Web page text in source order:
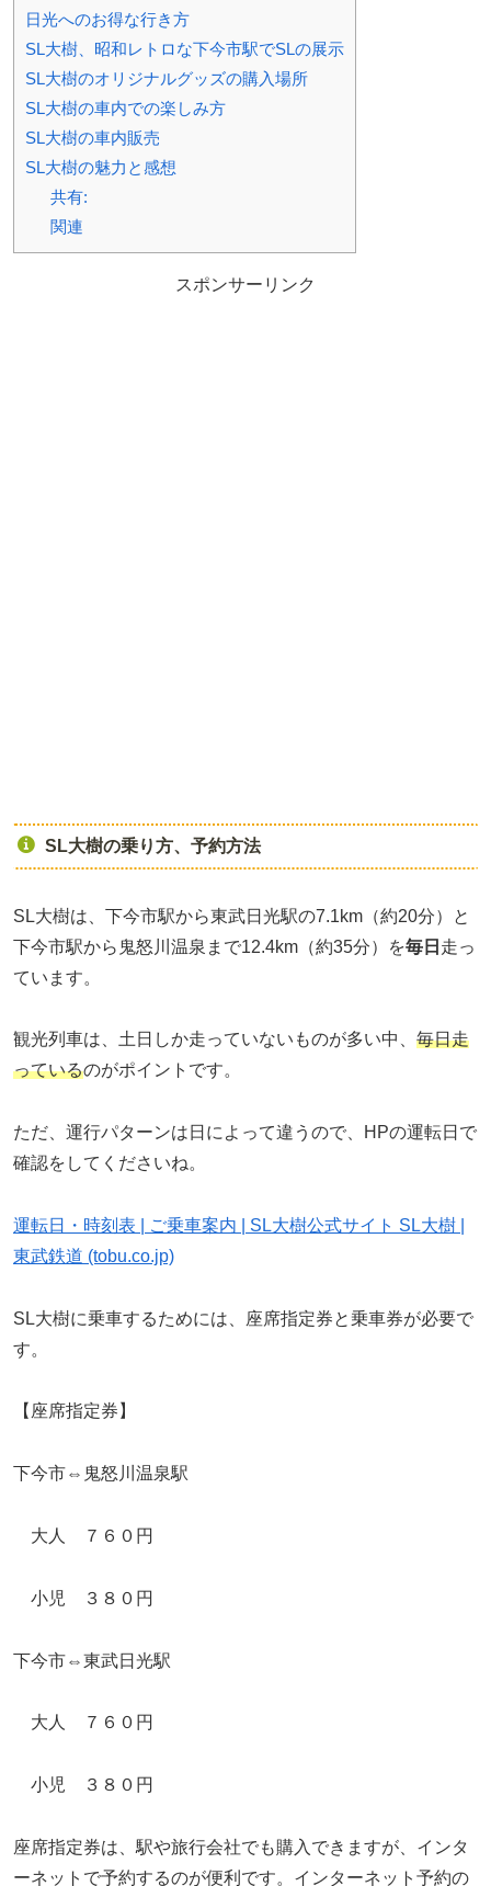
日光へのお得な行き方
SL大樹、昭和レトロな下今市駅でSLの展示
SL大樹のオリジナルグッズの購入場所
SL大樹の車内での楽しみ方
SL大樹の車内販売
SL大樹の魅力と感想
共有:
関連
スポンサーリンク
SL大樹の乗り方、予約方法
SL大樹は、下今市駅から東武日光駅の7.1km（約20分）と
下今市駅から鬼怒川温泉まで12.4km（約35分）を毎日 走っ
ています。
観光列車は、土日しか走っていないものが多い中、 毎日走
っているのがポイントです。
ただ、運行パターンは日によって違うので、HPの運転日で
確認をしてくださいね。
運転日・時刻表 | ご乗車案内 | SL大樹公式サイト SL大樹 |
東武鉄道 (tobu.co.jp)
SL大樹に乗車するためには、座席指定券と乗車券が必要で
す。
【座席指定券】
下今市⇔鬼怒川温泉駅
大人 ７６０円
小児 ３８０円
下今市⇔東武日光駅
大人 ７６０円
小児 ３８０円
座席指定券は、駅や旅行会社でも購入できますが、インタ
ーネットで予約するのが便利です。インターネット予約の